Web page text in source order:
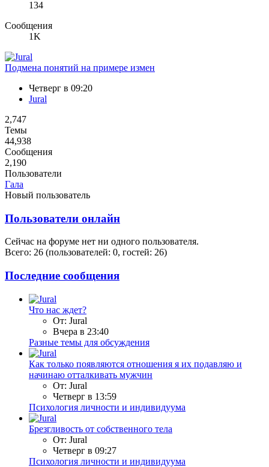
134
Сообщения
1K
Подмена понятий на примере измен
Четверг в 09:20
Jural
2,747
Темы
44,938
Сообщения
2,190
Пользователи
Гала
Новый пользователь
Пользователи онлайн
Сейчас на форуме нет ни одного пользователя.
Всего: 26 (пользователей: 0, гостей: 26)
Последние сообщения
Что нас ждет?
От: Jural
Вчера в 23:40
Разные темы для обсуждения
Как только появляются отношения я их подавляю и
начинаю отталкивать мужчин
От: Jural
Четверг в 13:59
Психология личности и индивидуума
Брезгливость от собственного тела
От: Jural
Четверг в 09:27
Психология личности и индивидуума